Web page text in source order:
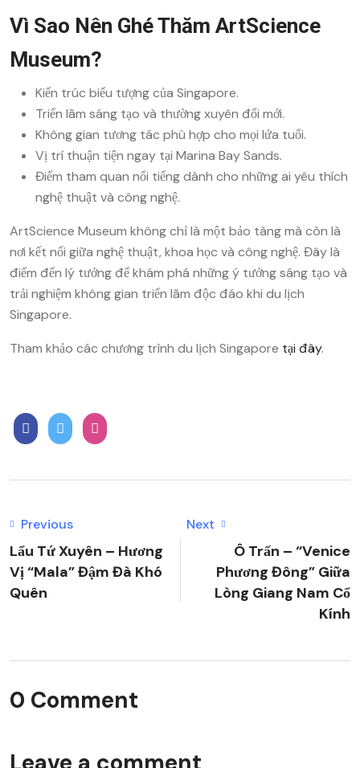
Vì Sao Nên Ghé Thăm ArtScience
Museum?
Kiến trúc biểu tượng của Singapore.
Triển lãm sáng tạo và thường xuyên đổi mới.
Không gian tương tác phù hợp cho mọi lứa tuổi.
Vị trí thuận tiện ngay tại Marina Bay Sands.
Điểm tham quan nổi tiếng dành cho những ai yêu thích
nghệ thuật và công nghệ.
ArtScience Museum không chỉ là một bảo tàng mà còn là
nơi kết nối giữa nghệ thuật, khoa học và công nghệ. Đây là
điểm đến lý tưởng để khám phá những ý tưởng sáng tạo và
trải nghiệm không gian triển lãm độc đáo khi du lịch
Singapore.
Tham khảo các chương trình du lịch Singapore tại đây.
Previous
Lẩu Tứ Xuyên – Hương
Vị “Mala” Đậm Đà Khó
Quên
Next
Ô Trấn – “Venice
Phương Đông” Giữa
Lòng Giang Nam Cổ
Kính
0 Comment